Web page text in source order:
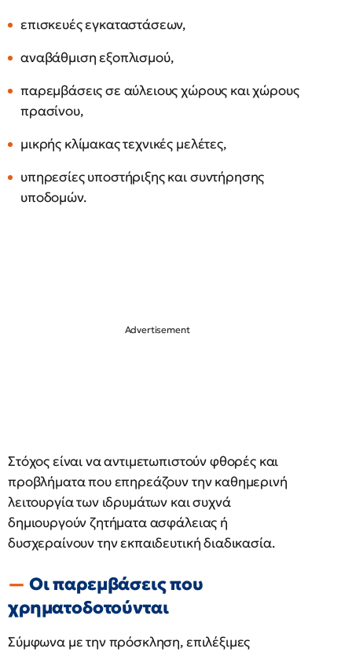
επισκευές εγκαταστάσεων,
αναβάθμιση εξοπλισμού,
παρεμβάσεις σε αύλειους χώρους και χώρους
πρασίνου,
μικρής κλίμακας τεχνικές μελέτες,
υπηρεσίες υποστήριξης και συντήρησης
υποδομών.
Στόχος είναι να αντιμετωπιστούν φθορές και
προβλήματα που επηρεάζουν την καθημερινή
λειτουργία των ιδρυμάτων και συχνά
δημιουργούν ζητήματα ασφάλειας ή
δυσχεραίνουν την εκπαιδευτική διαδικασία.
Οι παρεμβάσεις που
χρηματοδοτούνται
Σύμφωνα με την πρόσκληση, επιλέξιμες